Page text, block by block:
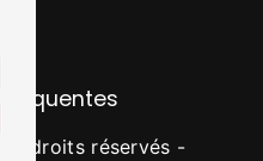
droits réservés -